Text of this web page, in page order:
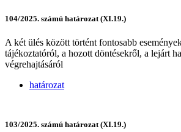
104/2025. számú határozat (XI.19.)
A két ülés között történt fontosabb
tájékoztatóról, a hozott döntésekről, a lejárt
végrehajtásáról
határozat
103/2025. számú határozat (XI.19.)